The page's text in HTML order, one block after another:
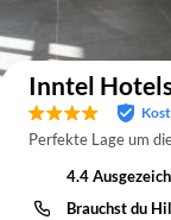
Inntel
Perfekte Lage um
4.4
Brauchst du